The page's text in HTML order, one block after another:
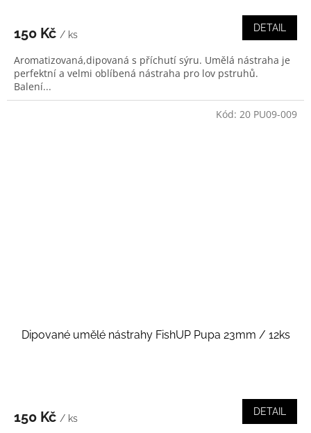
150 Kč / ks
DETAIL
Aromatizovaná,dipovaná s příchutí sýru. Umělá nástraha je
perfektní a velmi oblíbená nástraha pro lov pstruhů.
Balení...
Dipované umělé nástrahy FishUP Pupa 23mm / 12ks
150 Kč / ks
DETAIL
Kód: 20 PU09-009